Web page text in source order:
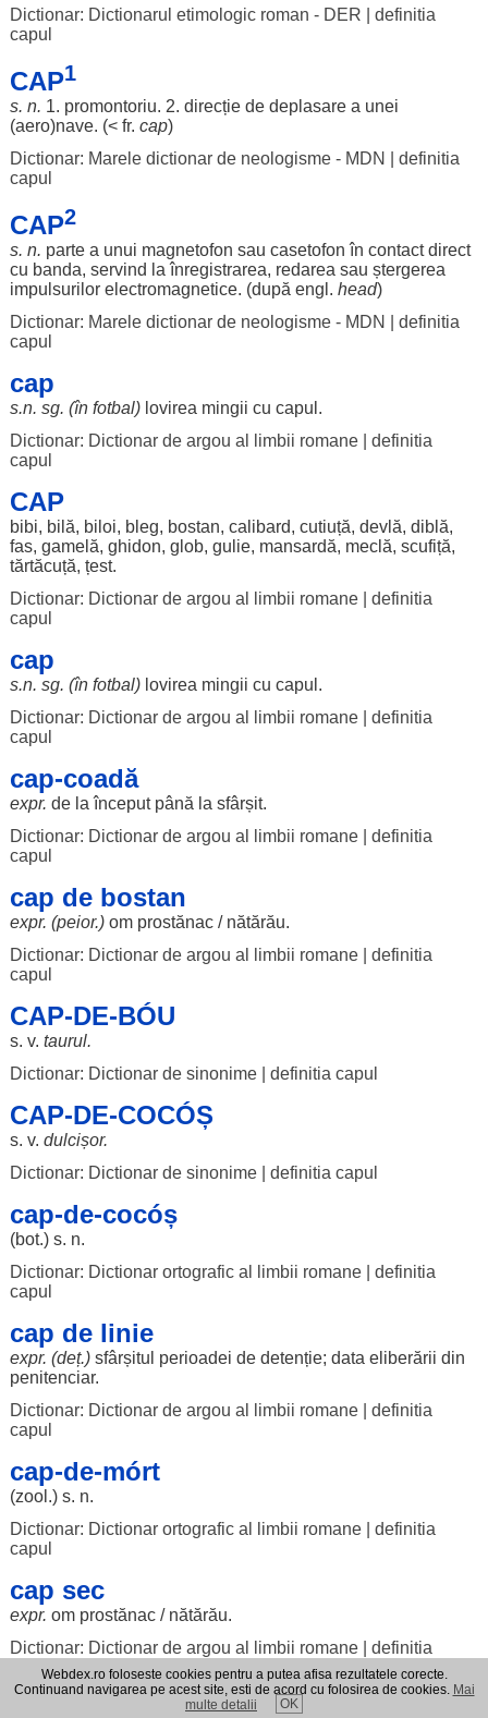
Dictionar: Dictionarul etimologic roman - DER
definitia
capul
CAP1
s. n. 1. promontoriu. 2. direcțiede deplasarea unei
(aero)nave. (< fr. cap)
Dictionar: Marele dictionar de neologisme - MDN
definitia
capul
CAP2
s. n. partea unui magnetofon sau casetofon în contact direct
cu banda, servind laînregistrarea, redarea sau ștergerea
impulsurilor electromagnetice. (după engl. head)
Dictionar: Marele dictionar de neologisme - MDN
definitia
capul
cap
s.n. sg. (în fotbal) lovirea mingii cu capul.
Dictionar: Dictionar de argou al limbii romane| definitia
capul
CAP
bibi, bilă, biloi, bleg, bostan, calibard, cutiuță, devlă, diblă,
fas, gamelă, ghidon, glob, gulie, mansardă, meclă, scufiță,
tărtăcuță, țest.
Dictionar: Dictionar de argou al limbii romane| definitia
capul
cap
s.n. sg. (în fotbal) lovirea mingii cu capul.
Dictionar: Dictionar de argou al limbii romane| definitia
capul
cap-coadă
expr. de laînceputpână la sfârșit.
Dictionar: Dictionar de argou al limbii romane| definitia
capul
cap de bostan
expr. (peior.) om prostănac/ nătărău.
Dictionar: Dictionar de argou al limbii romane| definitia
capul
CAP-DE-BÓU
s. v. taurul.
Dictionar: Dictionar de sinonime| definitia capul
CAP-DE-COCÓȘ
s. v. dulcișor.
Dictionar: Dictionar de sinonime| definitia capul
cap-de-cocóș
(bot.) s. n.
Dictionar: Dictionar ortografic al limbii romane| definitia
capul
cap de linie
expr. (deț.) sfârșitul perioadei de detenție; data eliberării din
penitenciar.
Dictionar: Dictionar de argou al limbii romane| definitia
capul
cap-de-mórt
(zool.) s. n.
Dictionar: Dictionar ortografic al limbii romane| definitia
capul
cap sec
expr. om prostănac/ nătărău.
Dictionar: Dictionar de argou al limbii romane| definitia
capul
CAPUL-ARÍCIULUI
Webdex.ro foloseste cookies pentru a putea afisa rezultatele corecte.
Continuand navigarea pe acest site, esti de acord cu folosirea de cookies. Mai
multe detalii
OK